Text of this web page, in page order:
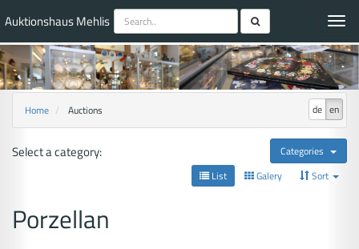
Auktionshaus Mehlis
de en
Home Auctions
Categories
Select a category:
List Galery Sort
Porzellan